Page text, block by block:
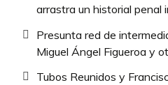
arrastra un historial penal
Presunta red de
Miguel Ángel Figueroa y
Tubos Reunidos y